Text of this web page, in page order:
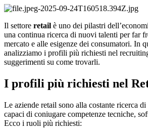
Il settore retail è uno dei pilastri
una continua ricerca di nuovi talenti per far
mercato e alle esigenze dei consumatori. In
analizziamo i profili più richiesti nel
suggerimenti su come trovarli.
I profili più richiesti nel
Le aziende retail sono alla costante ricerca
capaci di coniugare competenze tecniche,
Ecco i ruoli più richiesti: